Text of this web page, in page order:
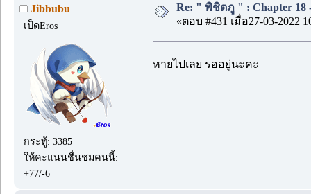
Jibbubu
เป็ดEros
กระทู้: 3385
ให้คะแนนชื่นชมคนนี้:
+77/-6
Re: " พิชิตภู " : Chapter 18
«ตอบ #431 เมื่อ27-03-2022
หายไปเลย รออยู่นะคะ